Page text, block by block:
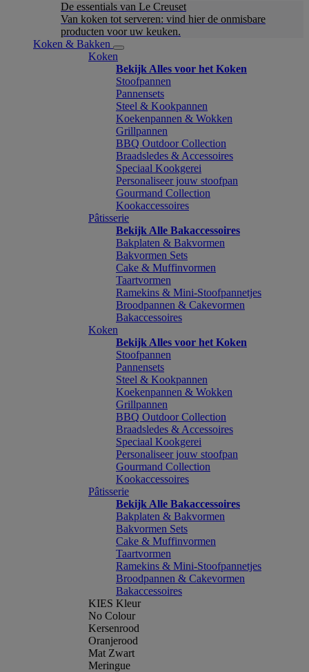
De essentials van Le Creuset
Van koken tot serveren: vind hier de onmisbare
producten voor uw keuken.
Koken & Bakken
Koken
Bekijk Alles voor het Koken
Stoofpannen
Pannensets
Steel & Kookpannen
Koekenpannen & Wokken
Grillpannen
BBQ Outdoor Collection
Braadsledes & Accessoires
Speciaal Kookgerei
Personaliseer jouw stoofpan
Gourmand Collection
Kookaccessoires
Pâtisserie
Bekijk Alle Bakaccessoires
Bakplaten & Bakvormen
Bakvormen Sets
Cake & Muffinvormen
Taartvormen
Ramekins & Mini-Stoofpannetjes
Broodpannen & Cakevormen
Bakaccessoires
Koken
Bekijk Alles voor het Koken
Stoofpannen
Pannensets
Steel & Kookpannen
Koekenpannen & Wokken
Grillpannen
BBQ Outdoor Collection
Braadsledes & Accessoires
Speciaal Kookgerei
Personaliseer jouw stoofpan
Gourmand Collection
Kookaccessoires
Pâtisserie
Bekijk Alle Bakaccessoires
Bakplaten & Bakvormen
Bakvormen Sets
Cake & Muffinvormen
Taartvormen
Ramekins & Mini-Stoofpannetjes
Broodpannen & Cakevormen
Bakaccessoires
KIES Kleur
No Colour
Kersenrood
Oranjerood
Mat Zwart
Meringue